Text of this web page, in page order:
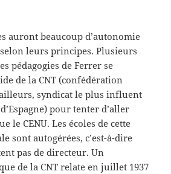
auront beaucoup d’autonomie
leurs principes. Plusieurs
pédagogies de Ferrer se
de la CNT (confédération
syndicat le plus influent
pour tenter d’aller
le CENU. Les écoles de cette
sont autogérées, c’est-à-dire
pas de directeur. Un
de la CNT relate en juillet 1937